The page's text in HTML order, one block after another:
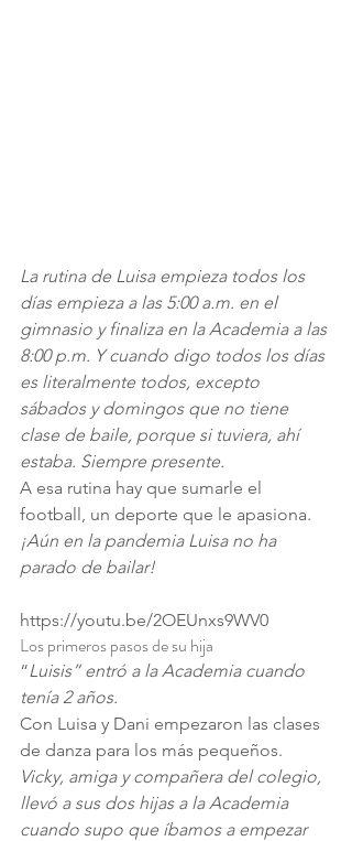
La rutina de Luisa empieza todos los
días empieza a las 5:00 a.m. en el
gimnasio y finaliza en la Academia a las
8:00 p.m. Y cuando digo todos los días
es literalmente todos, excepto
sábados y domingos que no tiene
clase de baile, porque si tuviera, ahí
estaba. Siempre presente.
A esa rutina hay que sumarle el
football, un deporte que le apasiona.
¡Aún en la pandemia Luisa no ha
parado de bailar!
https://youtu.be/2OEUnxs9WV0
Los primeros pasos de su hija
“Luisis” entró a la Academia cuando
tenía 2 años.
Con Luisa y Dani empezaron las clases
de danza para los más pequeños.
Vicky, amiga y compañera del colegio,
llevó a sus dos hijas a la Academia
cuando supo que íbamos a empezar